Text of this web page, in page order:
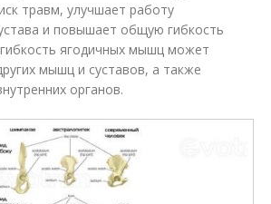
травм, улучшает работу
и повышает общую гибкость
ягодичных мышц может
мышц и суставов, а также
органов.